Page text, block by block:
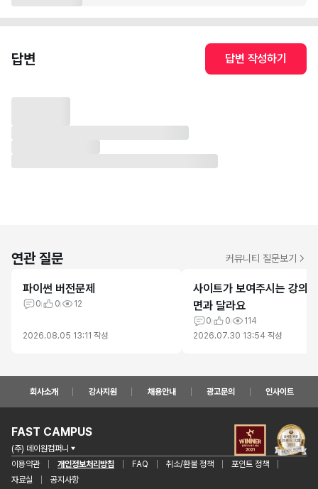
답변 답변 작성하기
연관 질문 커뮤니티 질문보기
파이썬 버전문제
0 0 12
2026.08.05 13:11 작성
사이트가 보여주시는 강의
면과 달라요
0 0
114
2026.07.30 13:54 작성
회사소개 강사지원 채용안내 광고문의 인사이트
FAST CAMPUS
(주) 데이원컴퍼니
이용약관
개인정보처리방침 FAQ 취소/환불 정책
포인트 정책
자료실
공지사항